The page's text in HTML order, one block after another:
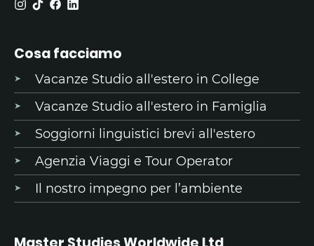
Cosa facciamo
Vacanze Studio all'estero in College
Vacanze Studio all'estero in Famiglia
Soggiorni linguistici brevi all'estero
Agenzia Viaggi e Tour Operator
Il nostro impegno per l’ambiente